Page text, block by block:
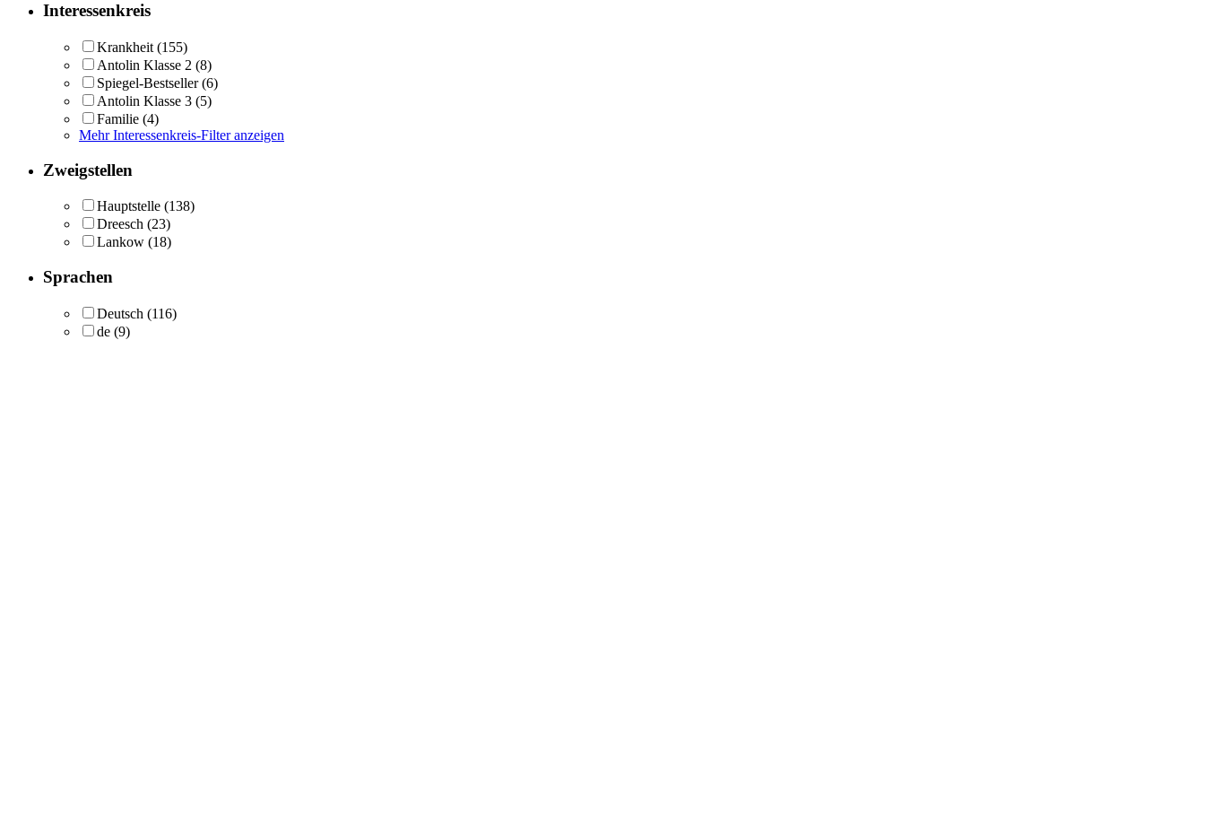
Interessenkreis
Krankheit (155)
Antolin Klasse 2 (8)
Spiegel-Bestseller (6)
Antolin Klasse 3 (5)
Familie (4)
Mehr Interessenkreis-Filter anzeigen
Zweigstellen
Hauptstelle (138)
Dreesch (23)
Lankow (18)
Sprachen
Deutsch (116)
de (9)